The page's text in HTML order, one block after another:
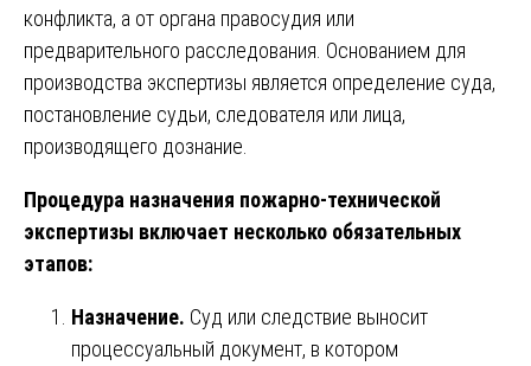
конфликта, а от органа правосудия или
предварительного расследования. Основанием для
производства экспертизы является определение суда,
постановление судьи, следователя или лица,
производящего дознание.
Процедура назначения пожарно-технической
экспертизы включает несколько обязательных
этапов:
Назначение. Суд или следствие выносит
процессуальный документ, в котором